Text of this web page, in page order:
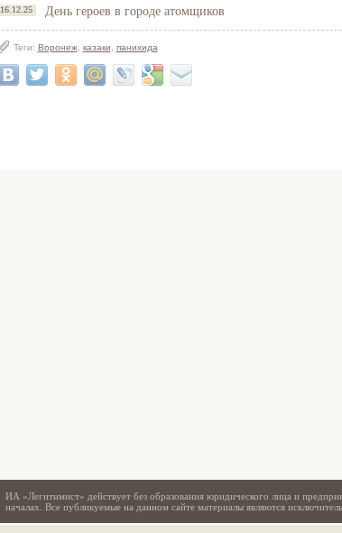
16.12.25 День героев в городе атомщиков
Теги: Воронеж, казаки панихида
ИА «Легитимист» действует без образования юридического лица и
началах. Все публикуемые на данном сайте материалы являются